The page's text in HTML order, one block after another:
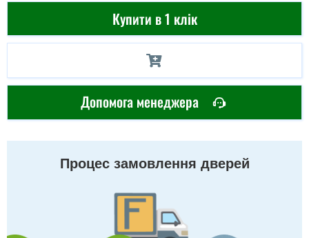
Купити в 1 клік
Допомога менеджера
Процес замовлення дверей